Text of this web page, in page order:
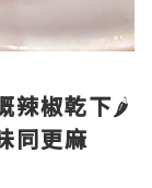
辣椒乾下🌶️
同更麻